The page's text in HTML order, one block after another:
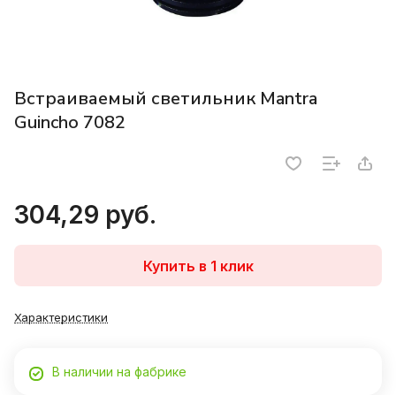
Встраиваемый светильник Mantra
Guincho 7082
304,29 руб.
Купить в 1 клик
Характеристики
В наличии на фабрике